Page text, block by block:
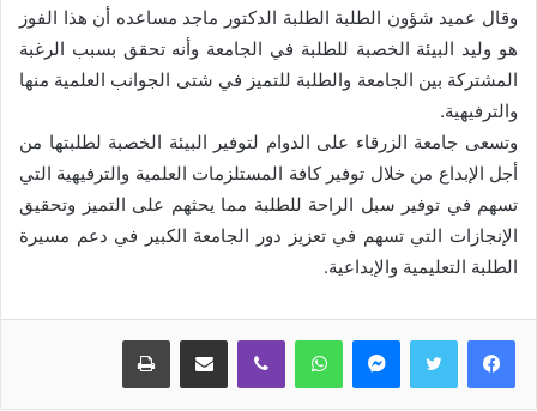
وقال عميد شؤون الطلبة الطلبة الدكتور ماجد مساعده أن هذا الفوز
هو وليد البيئة الخصبة للطلبة في الجامعة وأنه تحقق بسبب الرغبة
المشتركة بين الجامعة والطلبة للتميز في شتى الجوانب العلمية منها
والترفيهية.
وتسعى جامعة الزرقاء على الدوام لتوفير البيئة الخصبة لطلبتها من
أجل الإبداع من خلال توفير كافة المستلزمات العلمية والترفيهية التي
تسهم في توفير سبل الراحة للطلبة مما يحثهم على التميز وتحقيق
الإنجازات التي تسهم في تعزيز دور الجامعة الكبير في دعم مسيرة
الطلبة التعليمية والإبداعية.
ماسنجر واتساب ڤايبر مشاركة عبر البريد طباعة